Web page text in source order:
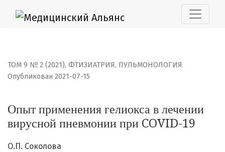
Опыт применения гелиокса в лечении вирусной
ТОМ 9 № 2 (2021), ФТИЗИАТРИЯ, ПУЛЬМОНОЛОГИЯ
Опыт применения гелиокса в лечении
вирусной пневмонии при COVID-19
Опубликован 2021-07-15
О.П. Соколова